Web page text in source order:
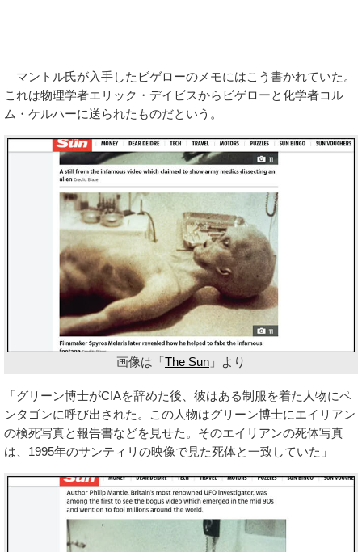
マントル氏が入手したビゲローのメモにはこう書かれていた。
これは物理学者エリック・デイビスからビゲローと化学者コル
ム・ケルハーに送られたものだという。
画像は「The Sun 」より
「グリーン博士がCIAを辞めた後、彼はある制服を着た人物にペ
ンタゴンに呼び出された。この人物はグリーン博士にエイリアン
の検死写真と報告書などを見せた。そのエイリアンの死体写真
は、1995年のサンティリの映像で見た死体と一致していた」